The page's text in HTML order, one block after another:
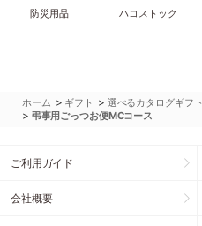
防災用品 ハコストック
ホーム > ギフト > 選べるカタログギフト
> 弔事用ごっつお便MCコース
ご利用ガイド
会社概要